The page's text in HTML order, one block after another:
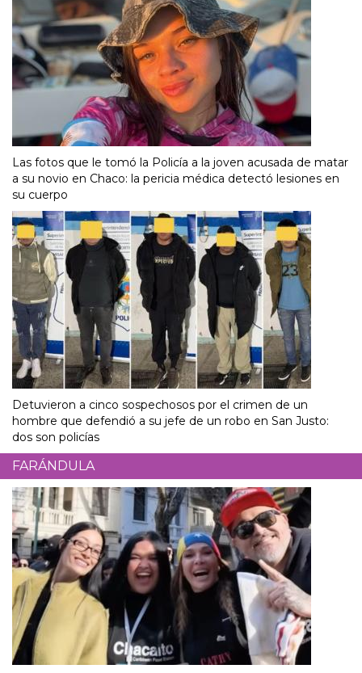
Las fotos que le tomó la Policía a la joven acusada de matar
a su novio en Chaco: la pericia médica detectó lesiones en
su cuerpo
Detuvieron a cinco sospechosos por el crimen de un
hombre que defendió a su jefe de un robo en San Justo:
dos son policías
FARÁNDULA